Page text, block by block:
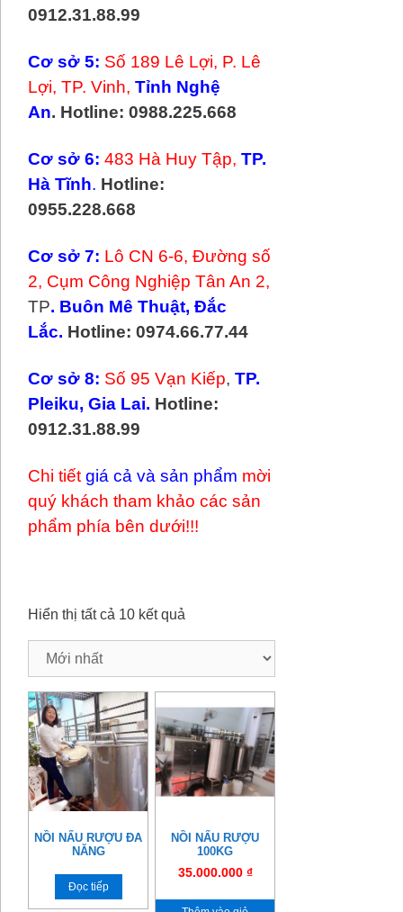
0912.31.88.99
Cơ sở 5: Số 189 Lê Lợi, P. Lê
Lợi, TP. Vinh, Tỉnh Nghệ
An. Hotline: 0988.225.668
Cơ sở 6: 483 Hà Huy Tập, TP.
Hà Tĩnh. Hotline:
0955.228.668
Cơ sở 7: Lô CN 6-6, Đường số
2, Cụm Công Nghiệp Tân An 2,
TP. Buôn Mê Thuật, Đắc
Lắc. Hotline: 0974.66.77.44
Cơ sở 8: Số 95 Vạn Kiếp, TP.
Pleiku, Gia Lai. Hotline:
0912.31.88.99
Chi tiết giá cả và sản phẩm mời
quý khách tham khảo các sản
phẩm phía bên dưới!!!
Hiển thị tất cả 10 kết quả
NỒI NẤU RƯỢU ĐA
NĂNG
Đọc tiếp
NỒI NẤU RƯỢU
100KG
35.000.000 ₫